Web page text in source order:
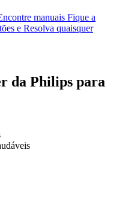
manuais Fique a
e Resolva quaisquer
da Philips para